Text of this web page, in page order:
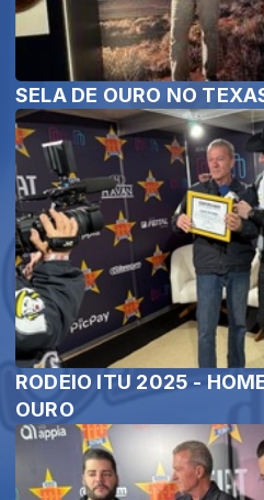
SELA DE OURO NO
RODEIO ITU 2025 -
OURO